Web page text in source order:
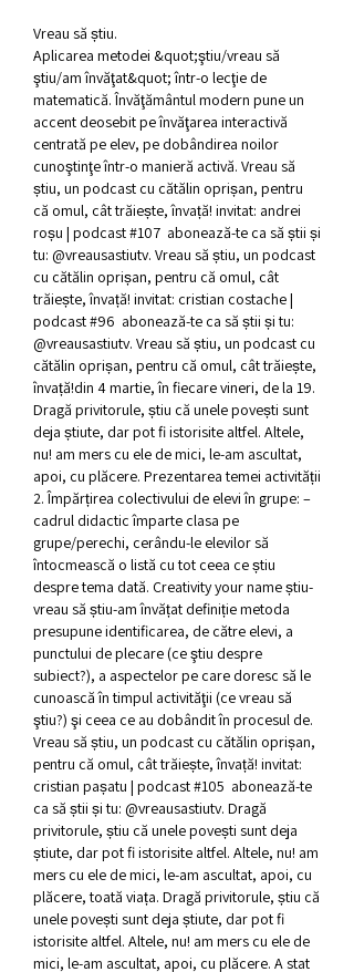
Vreau să știu.
Aplicarea metodei &quot;ştiu/vreau să
ştiu/am învăţat&quot; într-o lecţie de
matematică. Învăţământul modern pune un
accent deosebit pe învăţarea interactivă
centrată pe elev, pe dobândirea noilor
cunoştinţe într-o manieră activă. Vreau să
știu, un podcast cu cătălin oprișan, pentru
că omul, cât trăiește, învață! invitat: andrei
roșu | podcast #107  abonează-te ca să știi și
tu: @vreausastiutv. Vreau să știu, un podcast
cu cătălin oprișan, pentru că omul, cât
trăiește, învață! invitat: cristian costache |
podcast #96  abonează-te ca să știi și tu:
@vreausastiutv. Vreau să știu, un podcast cu
cătălin oprișan, pentru că omul, cât trăiește,
învață!din 4 martie, în fiecare vineri, de la 19.
Dragă privitorule, știu că unele povești sunt
deja știute, dar pot fi istorisite altfel. Altele,
nu! am mers cu ele de mici, le-am ascultat,
apoi, cu plăcere. Prezentarea temei activității
2. Împărțirea colectivului de elevi în grupe: –
cadrul didactic împarte clasa pe
grupe/perechi, cerându-le elevilor să
întocmească o listă cu tot ceea ce știu
despre tema dată. Creativity your name știu-
vreau să știu-am învățat definiție metoda
presupune identificarea, de către elevi, a
punctului de plecare (ce ştiu despre
subiect?), a aspectelor pe care doresc să le
cunoască în timpul activităţii (ce vreau să
ştiu?) şi ceea ce au dobândit în procesul de.
Vreau să știu, un podcast cu cătălin oprișan,
pentru că omul, cât trăiește, învață! invitat:
cristian pașatu | podcast #105  abonează-te
ca să știi și tu: @vreausastiutv. Dragă
privitorule, știu că unele povești sunt deja
știute, dar pot fi istorisite altfel. Altele, nu! am
mers cu ele de mici, le-am ascultat, apoi, cu
plăcere, toată viața. Dragă privitorule, știu că
unele povești sunt deja știute, dar pot fi
istorisite altfel. Altele, nu! am mers cu ele de
mici, le-am ascultat, apoi, cu plăcere. A stat